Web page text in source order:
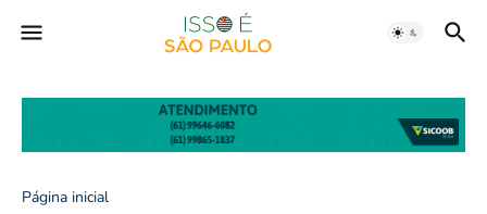
Página inicial